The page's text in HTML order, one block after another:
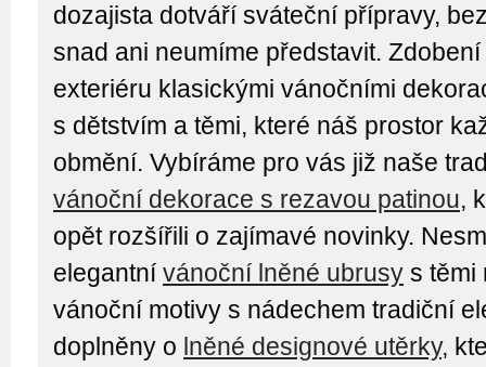
dozajista dotváří sváteční přípravy,
snad ani neumíme představit.
exteriéru klasickými vánočními
s dětstvím a těmi, které náš prostor
obmění. Vybíráme pro vás již naše
vánoční dekorace s rezavou patinou,
opět rozšířili o zajímavé novinky.
elegantnívánoční lněné ubrusy s těmi
vánoční motivy s nádechem tradiční
doplněny o lněné designové utěrky,